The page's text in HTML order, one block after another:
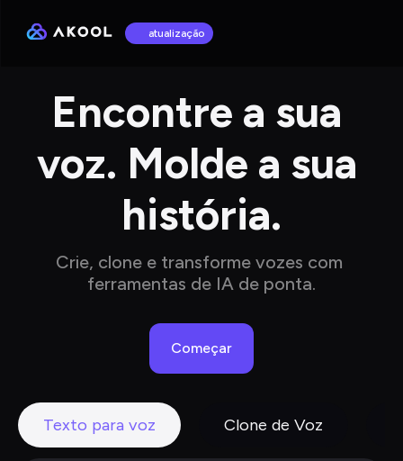
atualização
Encontre a sua
voz. Molde a sua
história.
Crie, clone e transforme vozes com
ferramentas de IA de ponta.
Começar
Texto para voz Clone de Voz